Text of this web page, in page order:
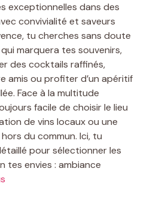
exceptionnelles dans des
convivialité et saveurs
tu cherches sans doute
marquera tes souvenirs,
des cocktails raffinés,
amis ou profiter d’un apéritif
Face à la multitude
facile de choisir le lieu
de vins locaux ou une
du commun. Ici, tu
pour sélectionner les
tes envies : ambiance